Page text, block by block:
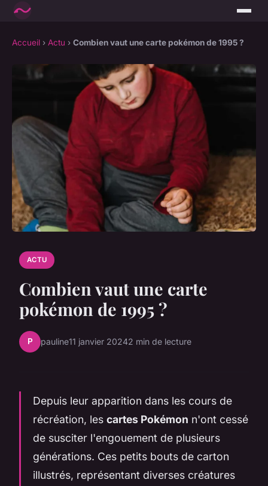
Accueil › Actu › Combien vaut une carte pokémon de 1995 ?
ACTU
Combien vaut une carte
pokémon de 1995 ?
P pauline11 janvier 20242 min de lecture
Depuis leur apparition dans les cours de
récréation, les cartes Pokémon n'ont cessé
de susciter l'engouement de plusieurs
générations. Ces petits bouts de carton
illustrés, représentant diverses créatures